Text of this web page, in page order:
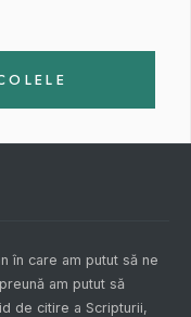
în care am putut să ne
am putut să
de citire a Scripturii,